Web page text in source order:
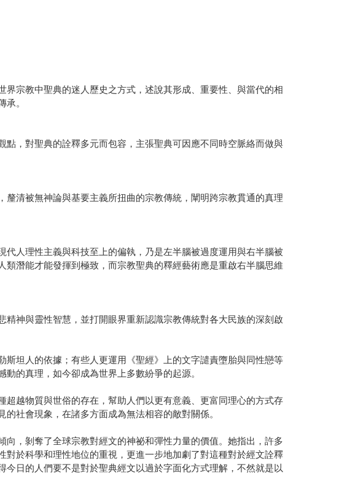
宗教中聖典的迷人歷史之方式，述說其形成、重要性、與當代的相
。
，對聖典的詮釋多元而包容，主張聖典可因應不同時空脈絡而做與
清被無神論與基要主義所扭曲的宗教傳統，闡明跨宗教貫通的真理
人理性主義與科技至上的偏執，乃是左半腦被過度運用與右半腦被
潛能才能發揮到極致，而宗教聖典的釋經藝術應是重啟右半腦思維
神與靈性智慧，並打開眼界重新認識宗教傳統對各大民族的深刻啟
坦人的依據；有些人更運用《聖經》上的文字譴責墮胎與同性戀等
的真理，如今卻成為世界上多數紛爭的起源。
越物質與世俗的存在，幫助人們以更有意義、更富同理心的方式存
社會現象，在諸多方面成為無法相容的敵對關係。
，剝奪了全球宗教對經文的神祕和彈性力量的價值。她指出，許多
於科學和理性地位的重視，更進一步地加劇了對這種對於經文詮釋
日的人們要不是對於聖典經文以過於字面化方式理解，不然就是以